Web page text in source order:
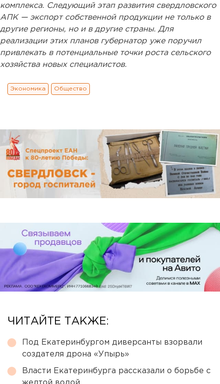
комплекса. Следующий этап развития свердловского
АПК — экспорт собственной продукции не только в
другие регионы, но и в другие страны. Для
реализации этих планов губернатор уже поручил
привлекать в потенциальные точки роста сельского
хозяйства новых специалистов.
Экономика Общество
ЧИТАЙТЕ ТАКЖЕ:
Под Екатеринбургом диверсанты взорвали
создателя дрона «Упырь»
Власти Екатеринбурга рассказали о борьбе с